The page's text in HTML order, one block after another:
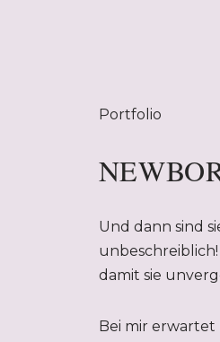
Portfolio
Und dann sind
damit sie
Bei mir erwartet